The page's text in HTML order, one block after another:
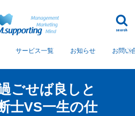
search
サービス一覧 お知らせ お問い
ごせば良しと
士VS一生の仕